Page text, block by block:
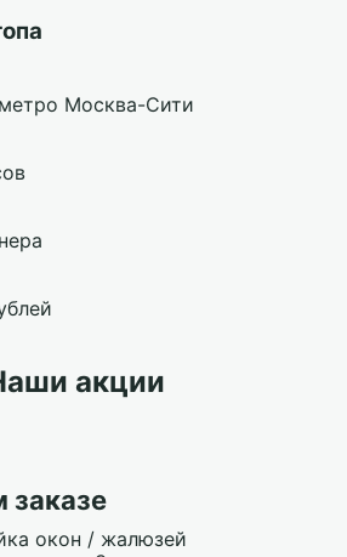
Москва-Сити
акции
заказе
окон / жалюзей